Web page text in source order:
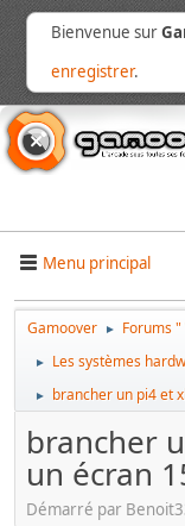
Bienvenue sur
enregistrer.
Menu principal
Gamoover ► Forums "
► Les systèmes
► brancher un pi4 et
brancher
un écran
Démarré par